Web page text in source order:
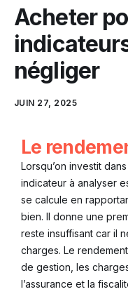
FAQ
Contact
Acheter
négliger
JUIN 27, 2025
Le
Lorsqu’on investit
indicateur à analyser
se calcule en
bien. Il donne une
reste insuffisant car il
charges. Le
de gestion, les
l’assurance et la